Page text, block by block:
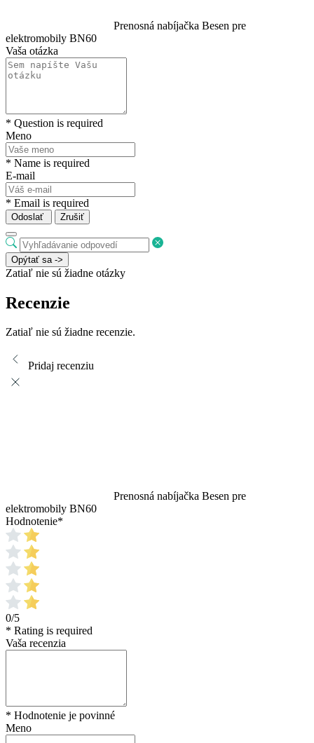
Prenosná nabíjačka Besen pre
elektromobily BN60
Vaša otázka
* Question is required
Meno
* Name is required
E-mail
* Email is required
Odoslať Zrušiť
Opýtať sa ->
Zatiaľ nie sú žiadne otázky
Recenzie
Zatiaľ nie sú žiadne recenzie.
Pridaj recenziu
Prenosná nabíjačka Besen pre
elektromobily BN60
Hodnotenie*
0/5
* Rating is required
Vaša recenzia
* Hodnotenie je povinné
Meno